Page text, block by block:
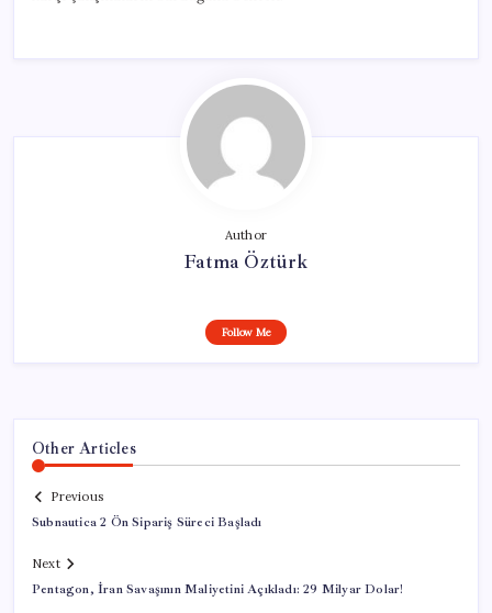
Author
Fatma Öztürk
Follow Me
Other Articles
Previous
Subnautica 2 Ön Sipariş Süreci Başladı
Next
Pentagon, İran Savaşının Maliyetini Açıkladı: 29 Milyar Dolar!